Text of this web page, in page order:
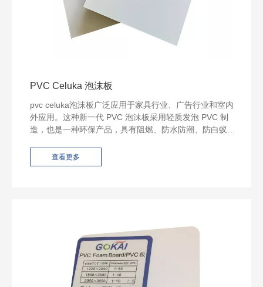
PVC Celuka 泡沫板
pvc celuka泡沫板广泛应用于家具行业、广告行业和室内
外应用。这种新一代 PVC 泡沫板采用轻质发泡 PVC 制
造，也是一种环保产品，具有阻燃、防水防潮、防白蚁和
查看更多